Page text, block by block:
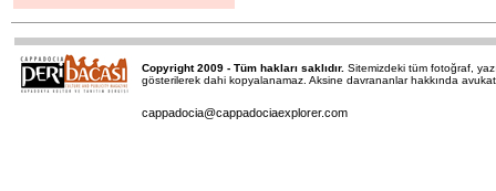
Copyright 2009 - Tüm hakları saklıdır. Sitemizdeki tüm fotoğraf,
gösterilerek dahi kopyalanamaz. Aksine davrananlar hakkında
cappadocia@cappadociaexplorer.com